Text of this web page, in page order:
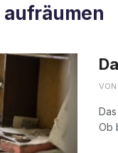
aufräumen
VON
Ob